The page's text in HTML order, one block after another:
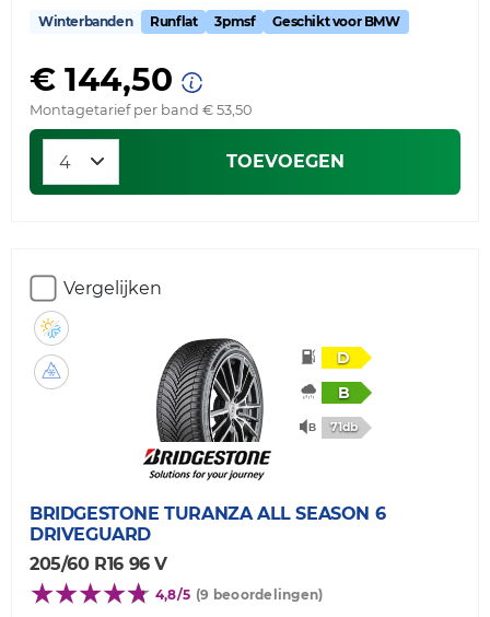
Winterbanden Runflat 3pmsf Geschikt voor BMW
€ 144,50
Montagetarief per band € 53,50
TOEVOEGEN
Vergelijken
D
B
71db
BRIDGESTONE TURANZA ALL SEASON 6
DRIVEGUARD
205/60 R16 96 V
4,8/5 (9 beoordelingen)